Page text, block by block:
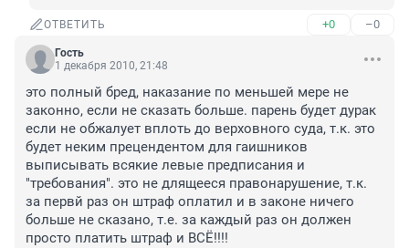
ОТВЕТИТЬ +0 –0
Гость
1 декабря 2010, 21:48
это полный бред, наказание по меньшей мере не
законно, если не сказать больше. парень будет дурак
если не обжалует вплоть до верховного суда, т.к. это
будет неким прецендентом для гаишников
выписывать всякие левые предписания и
"требования". это не длящееся правонарушение, т.к.
за первй раз он штраф оплатил и в законе ничего
больше не сказано, т.е. за каждый раз он должен
просто платить штраф и ВСЁ!!!!